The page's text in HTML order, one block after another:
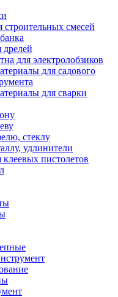
смесей
для электролобзиков
для садового
для сварки
стеклу
удлинители
пистолетов